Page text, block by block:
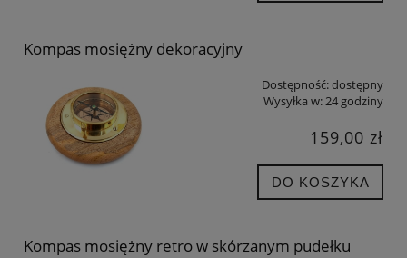
Kompas mosiężny dekoracyjny
Dostępność:dostępny
Wysyłka w:24 godziny
159,00 zł
DO KOSZYKA
Kompas mosiężny retro w skórzanym pudełku